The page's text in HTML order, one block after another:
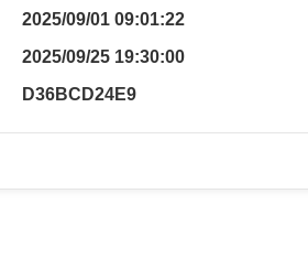
2025/09/01 09:01:22
2025/09/25 19:30:00
D36BCD24E9